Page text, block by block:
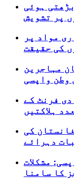
ہوئی
پر تشویش
مواد پر
کی حقیقت
جیلوں سے 325 افغان مہاجرین
وطن واپسی
فرنٹ کے
ہلاکتیں
کی
دہرائے
مشکلات
کا سامنا